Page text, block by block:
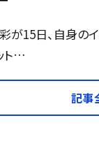
が15日、自身の
ト…
記事